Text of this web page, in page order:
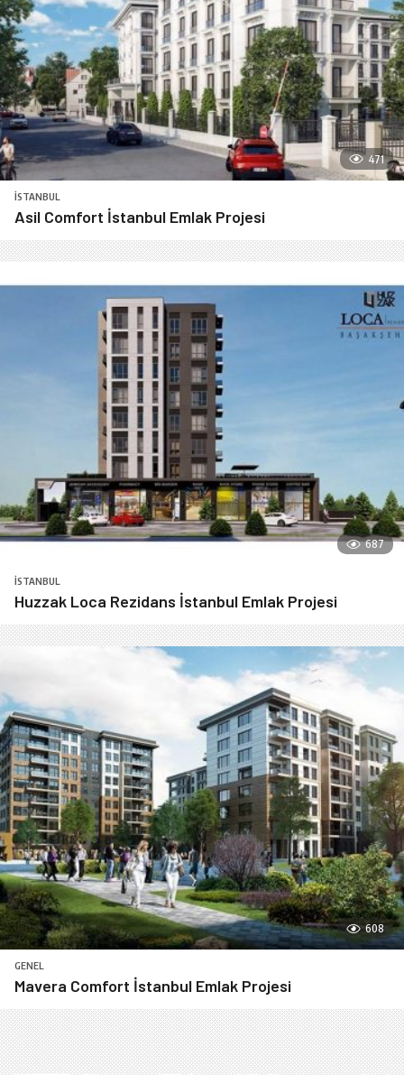
471
İSTANBUL
Asil Comfort İstanbul Emlak Projesi
687
İSTANBUL
Huzzak Loca Rezidans İstanbul Emlak Projesi
608
GENEL
Mavera Comfort İstanbul Emlak Projesi